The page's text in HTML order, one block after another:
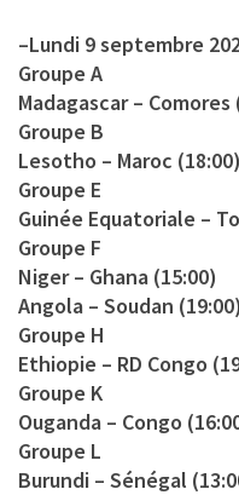
–Lundi 9 septembre
Groupe A
Madagascar – Comores
Groupe B
Lesotho – Maroc (18:00)
Groupe E
Guinée Equatoriale –
Groupe F
Niger – Ghana (15:00)
Angola – Soudan (19:00)
Groupe H
Ethiopie – RD Congo
Groupe K
Ouganda – Congo
Groupe L
Burundi – Sénégal